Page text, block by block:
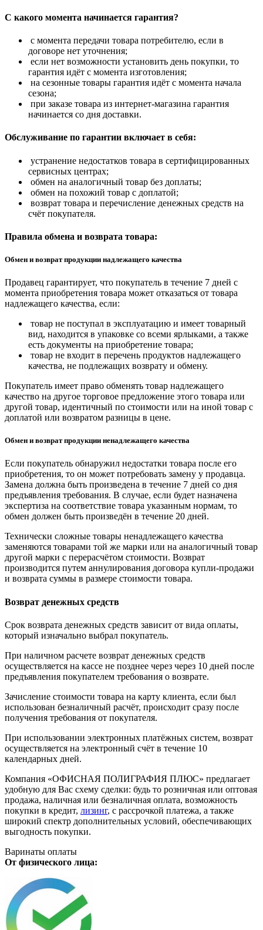
С какого момента начинается гарантия?
с момента передачи товара потребителю, если в
договоре нет уточнения;
если нет возможности установить день покупки, то
гарантия идёт с момента изготовления;
на сезонные товары гарантия идёт с момента начала
сезона;
при заказе товара из интернет-магазина гарантия
начинается со дня доставки.
Обслуживание по гарантии включает в себя:
устранение недостатков товара в сертифицированных
сервисных центрах;
обмен на аналогичный товар без доплаты;
обмен на похожий товар с доплатой;
возврат товара и перечисление денежных средств на
счёт покупателя.
Правила обмена и возврата товара:
Обмен и возврат продукции надлежащего качества
Продавец гарантирует, что покупатель в течение 7 дней с
момента приобретения товара может отказаться от товара
надлежащего качества, если:
товар не поступал в эксплуатацию и имеет товарный
вид, находится в упаковке со всеми ярлыками, а также
есть документы на приобретение товара;
товар не входит в перечень продуктов надлежащего
качества, не подлежащих возврату и обмену.
Покупатель имеет право обменять товар надлежащего
качество на другое торговое предложение этого товара или
другой товар, идентичный по стоимости или на иной товар с
доплатой или возвратом разницы в цене.
Обмен и возврат продукции ненадлежащего качества
Если покупатель обнаружил недостатки товара после его
приобретения, то он может потребовать замену у продавца.
Замена должна быть произведена в течение 7 дней со дня
предъявления требования. В случае, если будет назначена
экспертиза на соответствие товара указанным нормам, то
обмен должен быть произведён в течение 20 дней.
Технически сложные товары ненадлежащего качества
заменяются товарами той же марки или на аналогичный товар
другой марки с перерасчётом стоимости. Возврат
производится путем аннулирования договора купли-продажи
и возврата суммы в размере стоимости товара.
Возврат денежных средств
Срок возврата денежных средств зависит от вида оплаты,
который изначально выбрал покупатель.
При наличном расчете возврат денежных средств
осуществляется на кассе не позднее через через 10 дней после
предъявления покупателем требования о возврате.
Зачисление стоимости товара на карту клиента, если был
использован безналичный расчёт, происходит сразу после
получения требования от покупателя.
При использовании электронных платёжных систем, возврат
осуществляется на электронный счёт в течение 10
календарных дней.
Компания «ОФИСНАЯ ПОЛИГРАФИЯ ПЛЮС» предлагает
удобную для Вас схему сделки: будь то розничная или оптовая
продажа, наличная или безналичная оплата, возможность
покупки в кредит, лизинг, с рассрочкой платежа, а также
широкий спектр дополнительных условий, обеспечивающих
выгодность покупки.
Варинаты оплаты
От физического лица: